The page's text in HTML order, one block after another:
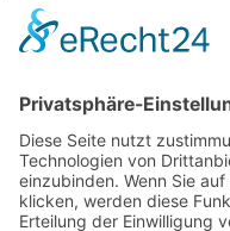
📱 Krisen-Handy: 0931
E-Mail:
Kontakt
Anfrage direkt